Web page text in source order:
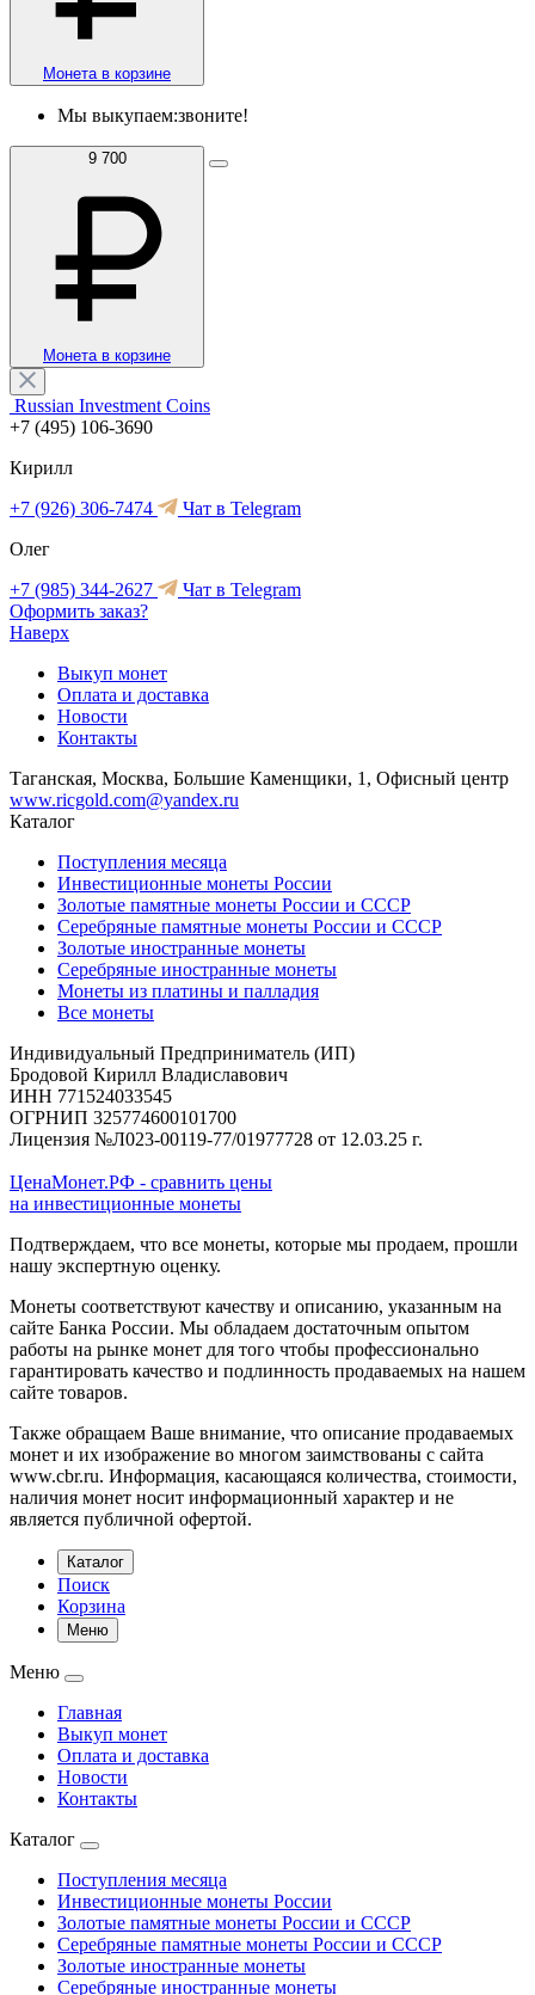
Монета в корзине
Мы выкупаем:звоните!
9 700
Монета в корзине
Russian Investment Coins
+7 (495) 106-3690
Кирилл
+7 (926) 306-7474
Чат в Telegram
Олег
+7 (985) 344-2627
Чат в Telegram
Оформить заказ?
Наверх
Выкуп монет
Оплата и доставка
Новости
Контакты
Таганская, Москва, Большие Каменщики, 1, Офисный центр
www.ricgold.com@yandex.ru
Каталог
Поступления месяца
Инвестиционные монеты России
Золотые памятные монеты России и СССР
Серебряные памятные монеты России и СССР
Золотые иностранные монеты
Серебряные иностранные монеты
Монеты из платины и палладия
Все монеты
Индивидуальный Предприниматель (ИП)
Бродовой Кирилл Владиславович
ИНН 771524033545
ОГРНИП 325774600101700
Лицензия №Л023-00119-77/01977728 от 12.03.25 г.
ЦенаМонет.РФ - сравнить цены
на инвестиционные монеты
Подтверждаем, что все монеты, которые мы продаем, прошли
нашу экспертную оценку.
Монеты соответствуют качеству и описанию, указанным на
сайте Банка России. Мы обладаем достаточным опытом
работы на рынке монет для того чтобы профессионально
гарантировать качество и подлинность продаваемых на нашем
сайте товаров.
Также обращаем Ваше внимание, что описание продаваемых
монет и их изображение во многом заимствованы с сайта
www.cbr.ru. Информация, касающаяся количества, стоимости,
наличия монет носит информационный характер и не
является публичной офертой.
Каталог
Поиск
Корзина
Меню
Меню
Главная
Выкуп монет
Оплата и доставка
Новости
Контакты
Каталог
Поступления месяца
Инвестиционные монеты России
Золотые памятные монеты России и СССР
Серебряные памятные монеты России и СССР
Золотые иностранные монеты
Серебряные иностранные монеты